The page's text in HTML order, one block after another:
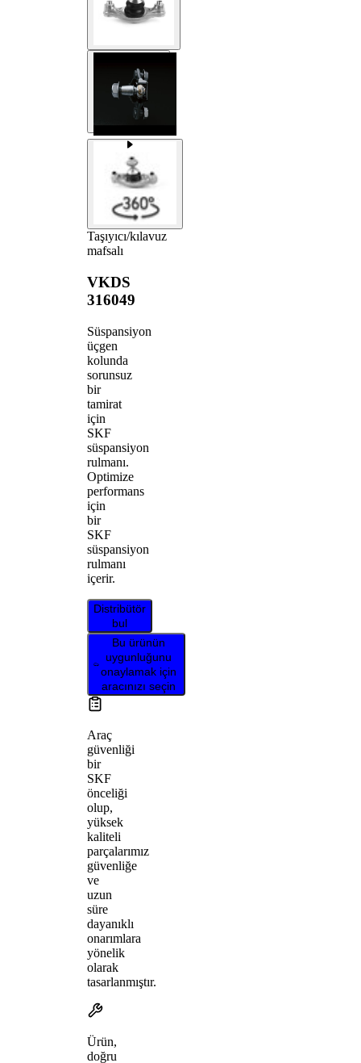
Taşıyıcı/kılavuz
mafsalı
VKDS
316049
Süspansiyon
üçgen
kolunda
sorunsuz
bir
tamirat
için
SKF
süspansiyon
rulmanı.
Optimize
performans
için
bir
SKF
süspansiyon
rulmanı
içerir.
Distribütör
bul
Bu ürünün
uygunluğunu
onaylamak için
aracınızı seçin
Araç
güvenliği
bir
SKF
önceliği
olup,
yüksek
kaliteli
parçalarımız
güvenliğe
ve
uzun
süre
dayanıklı
onarımlara
yönelik
olarak
tasarlanmıştır.
Ürün,
doğru